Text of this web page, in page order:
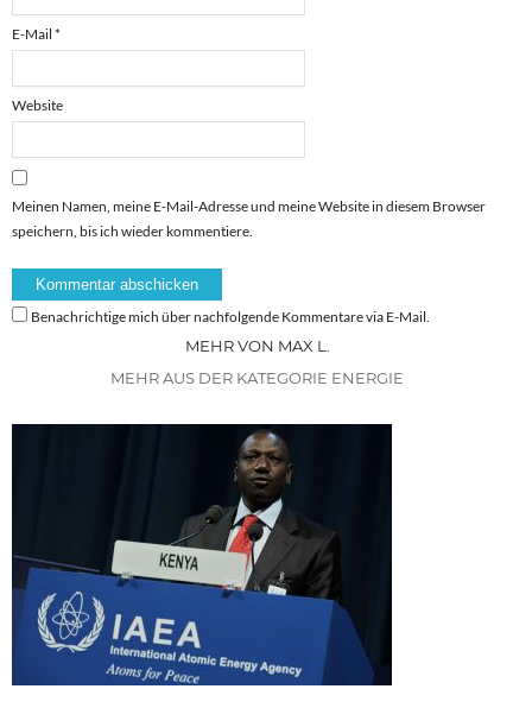
E-Mail *
Website
Meinen Namen, meine E-Mail-Adresse und meine Website in diesem Browser
speichern, bis ich wieder kommentiere.
Benachrichtige mich über nachfolgende Kommentare via E-Mail.
MEHR VON MAX L.
MEHR AUS DER KATEGORIE ENERGIE